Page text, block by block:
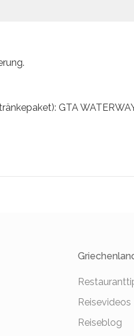
GTA
Reisevideos
Reiseblog